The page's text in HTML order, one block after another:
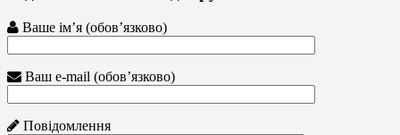
Ваше ім’я (обов’язково)
Ваш e-mail (обов’язково)
Повідомлення